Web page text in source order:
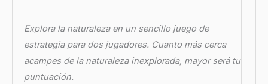
Explora la naturaleza en un sencillo juego de
estrategia para dos jugadores. Cuanto más cerca
acampes de la naturaleza inexplorada, mayor será tu
puntuación.